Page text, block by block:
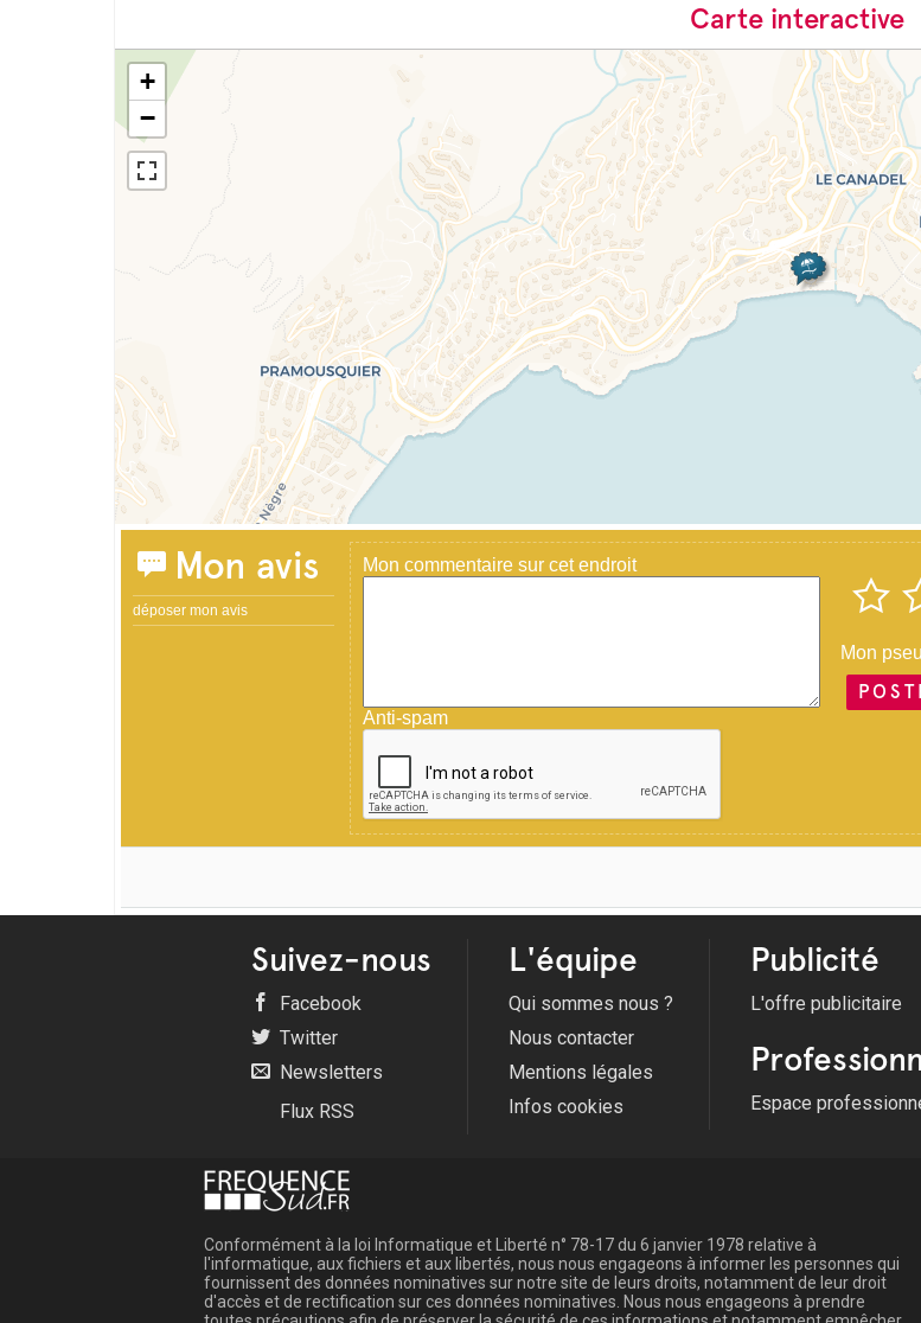
Carte interactive
+
−
Mon avis
déposer mon avis
Mon commentaire sur cet endroit
Anti-spam
Mon
Suivez-nous
Facebook
Twitter
Newsletters
Flux RSS
L'équipe
Qui sommes nous ?
Nous contacter
Mentions légales
Infos cookies
Publicité
L'offre publicitaire
Espace
Conformément à la loi Informatique et Liberté n° 78-17 du 6 janvier 1978 relative à
l'informatique, aux fichiers et aux libertés, nous nous engageons à informer les personnes qui
fournissent des données nominatives sur notre site de leurs droits, notamment de leur droit
d'accès et de rectification sur ces données nominatives. Nous nous engageons à prendre